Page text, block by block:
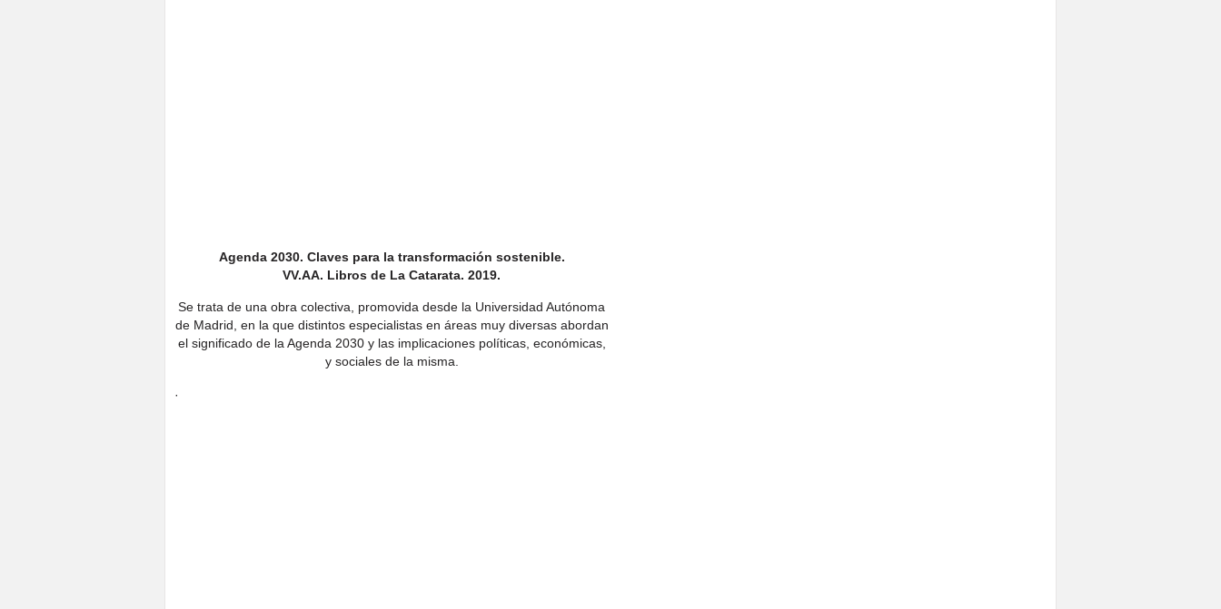
Agenda 2030. Claves para la transformación sostenible.
VV.AA. Libros de La Catarata. 2019.
Se trata de una obra colectiva, promovida desde la Universidad Autónoma
de Madrid, en la que distintos especialistas en áreas muy diversas abordan
el significado de la Agenda 2030 y las implicaciones políticas, económicas,
y sociales de la misma.
·